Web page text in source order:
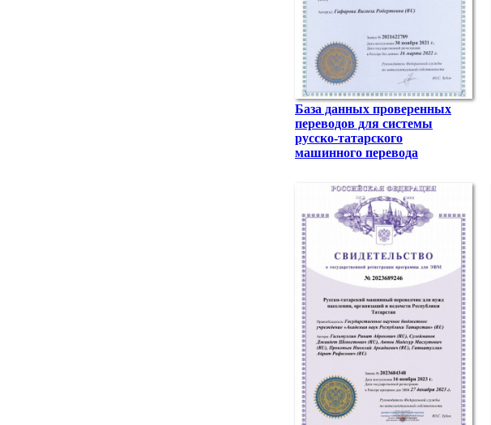
База данных проверенных
переводов для системы
русско-татарского
машинного перевода